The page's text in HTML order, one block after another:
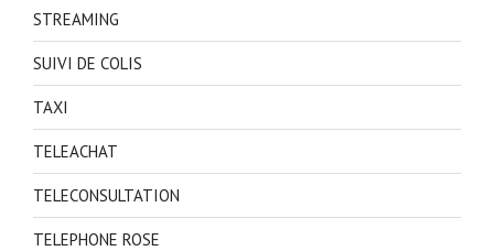
STREAMING
SUIVI DE COLIS
TAXI
TELEACHAT
TELECONSULTATION
TELEPHONE ROSE